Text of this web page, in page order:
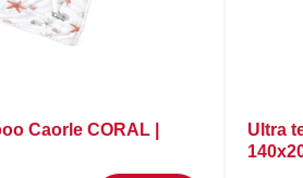
Caorle CORAL |
Ultra